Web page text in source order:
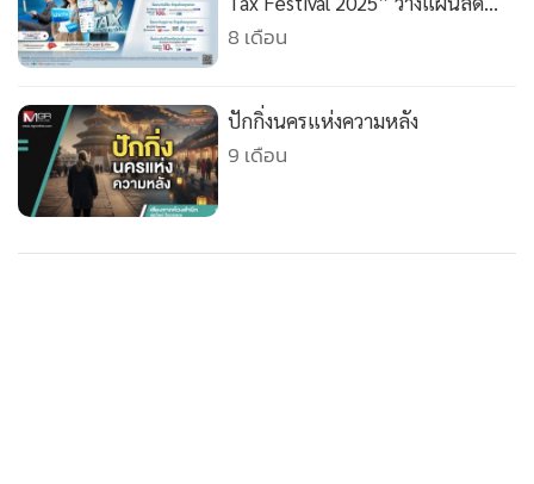
• News1
• Gotomanager
หย่อนภาษีส่งท้ายปี
8 เดือน
ปักกิ่งนครแห่งความหลัง
9 เดือน